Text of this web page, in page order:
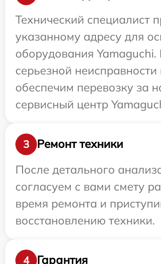
Технический специалист
указанному адресу для
оборудования
серьезной
обеспечим перевозку за
сервисный центр
3
Ремонт техники
После детального
согласуем с вами смету
время ремонта и
восстановлению техники.
4
Гарантия